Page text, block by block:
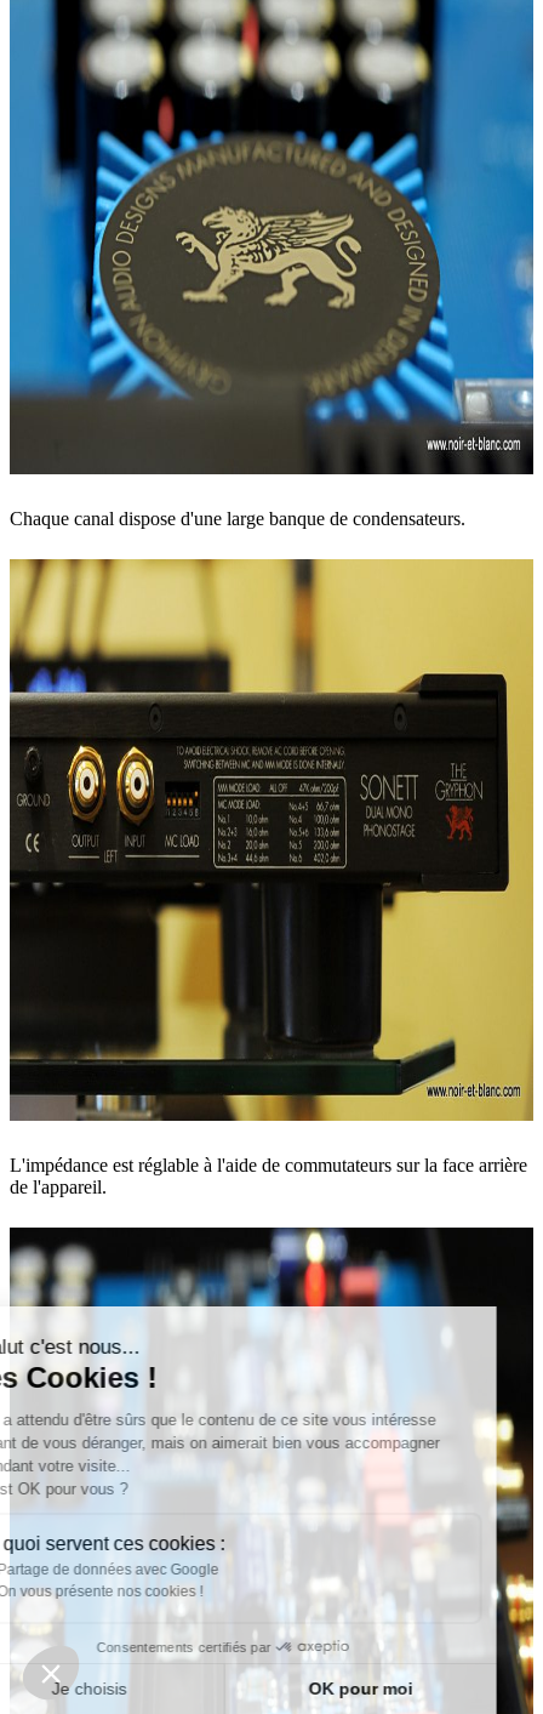
Chaque canal dispose d'une large banque de condensateurs.
L'impédance est réglable à l'aide de commutateurs sur la face arrière
de l'appareil.
Continuer sans accepter
Salut c'est nous...
les Cookies !
On a attendu d'être sûrs que le contenu de ce site vous intéresse
avant de vous déranger, mais on aimerait bien vous accompagner
pendant votre visite...
C'est OK pour vous ?
À quoi servent ces cookies :
Partage de données avec Google
On vous présente nos cookies !
Consentements certifiés par
Je choisis OK pour moi